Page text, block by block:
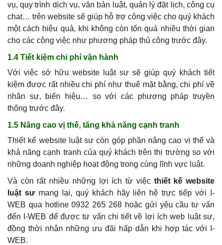
vụ, quy trình dịch vụ, văn bản luật, quản lý đặt lịch, công cụ
chat… trên website sẽ giúp hỗ trợ công việc cho quý khách
một cách hiệu quả, khi không còn tốn quá nhiều thời gian
cho các công việc như phương pháp thủ công trước đây.
1.4 Tiết kiệm chi phí vận hành
Với việc sở hữu website luật sư sẽ giúp quý khách tiết
kiệm được rất nhiều chi phí như thuê mặt bằng, chi phí về
nhân sự, biển hiệu… so với các phương pháp truyền
thống trước đây.
1.5 Nâng cao vị thế, tăng khả năng cạnh tranh
Thiết kế website luật sư còn góp phần nâng cao vị thế và
khả năng cạnh tranh của quý khách trên thị trường so với
những doanh nghiệp hoạt động trong cùng lĩnh vực luật.
Và còn rất nhiều những lợi ích từ việc thiết kế website
luật sưmang lại, quý khách hãy liên hệ trực tiếp với I-
WEB qua hotline 0932 265 268 hoặc gửi yêu cầu tư vấn
đến I-WEB để được tư vấn chi tiết về lợi ích web luật sư,
đồng thời nhận những ưu đãi hấp dẫn khi hợp tác với I-
WEB.